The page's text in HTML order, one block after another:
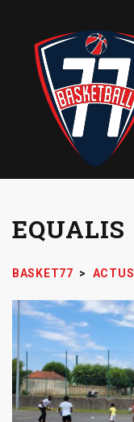
EQUALIS
BASKET77 > ACTUS